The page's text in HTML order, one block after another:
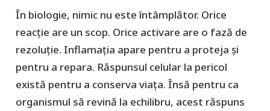
În biologie, nimic nu este întâmplător. Orice
reacție are un scop. Orice activare are o fază de
rezoluție. Inflamația apare pentru a proteja și
pentru a repara. Răspunsul celular la pericol
există pentru a conserva viața. Însă pentru ca
organismul să revină la echilibru, acest răspuns